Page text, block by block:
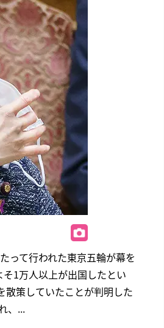
って行われた東京五輪が幕を
1万人以上が出国したとい
散策していたことが判明した
、...